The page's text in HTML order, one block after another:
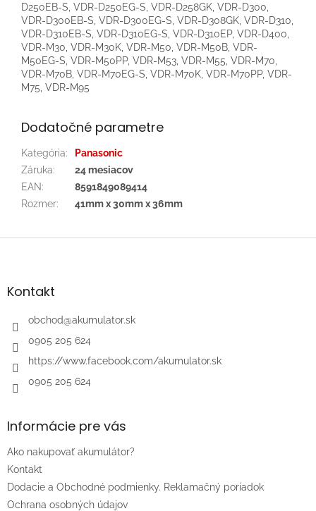
D250EB-S, VDR-D250EG-S, VDR-D258GK, VDR-D300,
VDR-D300EB-S, VDR-D300EG-S, VDR-D308GK, VDR-D310,
VDR-D310EB-S, VDR-D310EG-S, VDR-D310EP, VDR-D400,
VDR-M30, VDR-M30K, VDR-M50, VDR-M50B, VDR-
M50EG-S, VDR-M50PP, VDR-M53, VDR-M55, VDR-M70,
VDR-M70B, VDR-M70EG-S, VDR-M70K, VDR-M70PP, VDR-
M75, VDR-M95
Dodatočné parametre
Kategória:
Panasonic
Záruka:
24 mesiacov
EAN:
8591849089414
Rozmer: 41mm x 30mm x 36mm
Z
äKontakt
obchod@akumulator.sk
0905 205 624
https://www.facebook.com/akumulator.sk
0905 205 624
Informácie pre vás
Ako nakupovať akumulátor?
Kontakt
Dodacie a Obchodné podmienky. Reklamačný poriadok
Ochrana osobných údajov